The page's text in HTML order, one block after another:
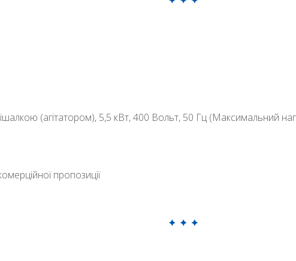
(агітатором), 5,5 кВт, 400 Вольт, 50 Гц (Максимальний
пропозиції